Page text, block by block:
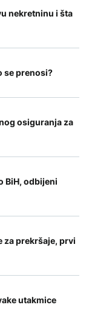
nekretninu i šta
se prenosi?
osiguranja za
BiH, odbijeni
za prekršaje, prvi
utakmice